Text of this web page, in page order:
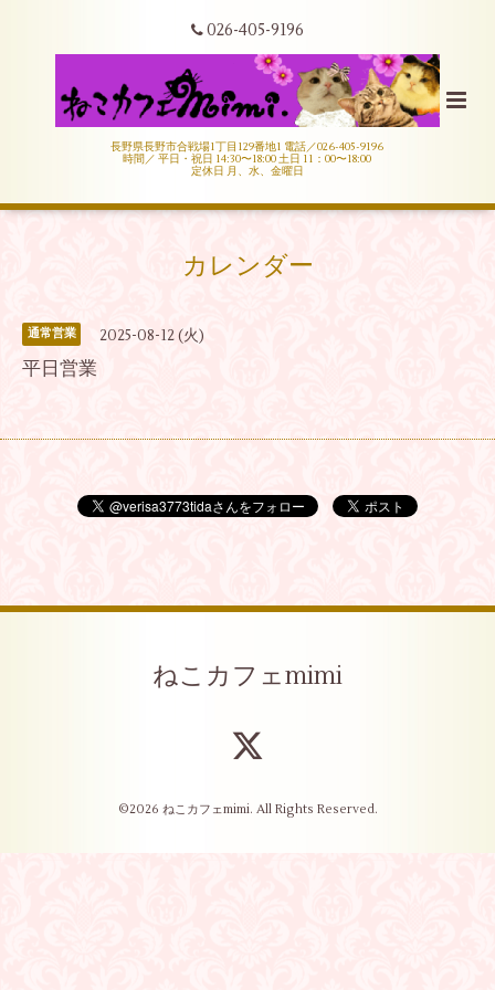
026-405-9196
長野県長野市合戦場1丁目129番地1 電話／026-405-9196
時間／ 平日・祝日 14:30〜18:00 土日 11：00〜18:00
定休日 月、水、金曜日
カレンダー
通常営業 2025-08-12 (火)
平日営業
ねこカフェmimi
©2026 ねこカフェmimi. All Rights Reserved.